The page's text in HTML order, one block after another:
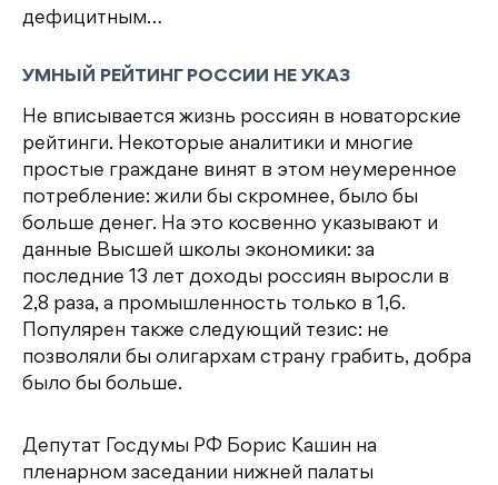
дефицитным…
УМНЫЙ РЕЙТИНГ РОССИИ НЕ УКАЗ
Не вписывается жизнь россиян в новаторские
рейтинги. Некоторые аналитики и многие
простые граждане винят в этом неумеренное
потребление: жили бы скромнее, было бы
больше денег. На это косвенно указывают и
данные Высшей школы экономики: за
последние 13 лет доходы россиян выросли в
2,8 раза, а промышленность только в 1,6.
Популярен также следующий тезис: не
позволяли бы олигархам страну грабить, добра
было бы больше.
Депутат Госдумы РФ Борис Кашин на
пленарном заседании нижней палаты